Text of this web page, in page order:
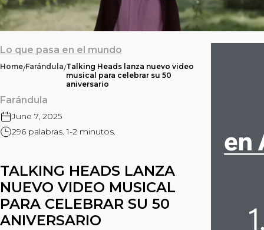
Lo que pasa en el mundo
Home/Farándula/Talking Heads lanza nuevo video
musical para celebrar su 50
aniversario
Farándula
June 7, 2025
296 palabras. 1-2 minutos.
TALKING HEADS LANZA
NUEVO VIDEO MUSICAL
PARA CELEBRAR SU 50
ANIVERSARIO